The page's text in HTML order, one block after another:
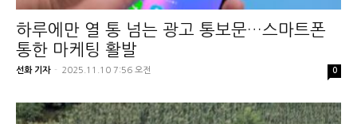
하루에만 열 통 넘는 광고 통보문…스마트폰
통한 마케팅 활발
선화 기자 - 2025.11.10 7:56 오전 0